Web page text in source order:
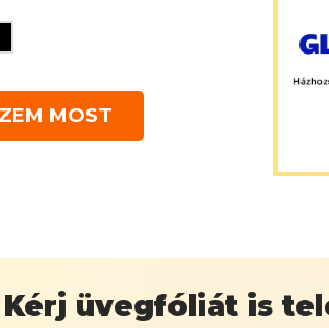
MOST
Kérj üvegfóliát is